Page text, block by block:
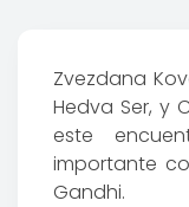
Zvezdana
Hedva Ser, y
este
importante
Gandhi.